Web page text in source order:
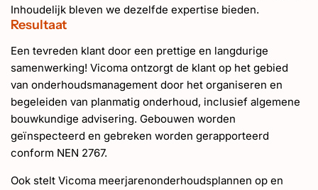
Inhoudelijk bleven we dezelfde expertise bieden.
Resultaat
Een tevreden klant door een prettige en langdurige
samenwerking! Vicoma ontzorgt de klant op het gebied
van onderhoudsmanagement door het organiseren en
begeleiden van planmatig onderhoud, inclusief algemene
bouwkundige advisering. Gebouwen worden
geïnspecteerd en gebreken worden gerapporteerd
conform NEN 2767.
Ook stelt Vicoma meerjarenonderhoudsplannen op en